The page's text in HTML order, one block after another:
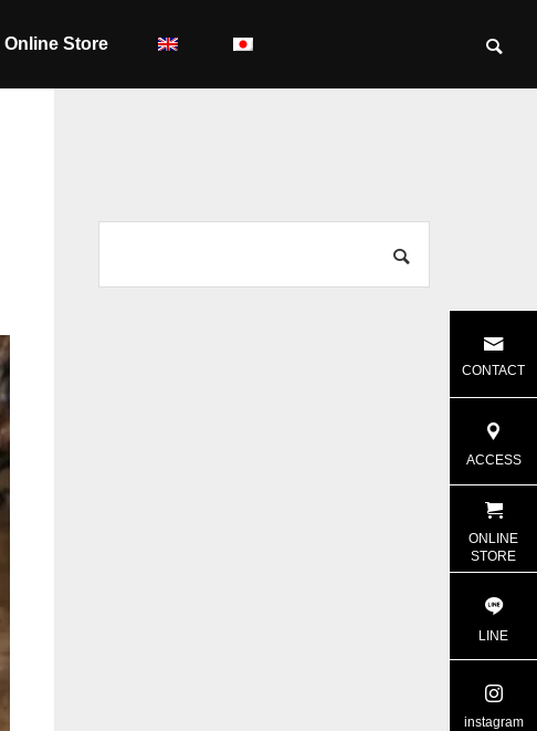
Online Store
CONTACT
ACCESS
ONLINE
STORE
LINE
instagram